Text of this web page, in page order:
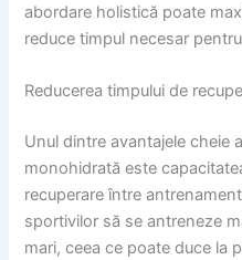
abordare holistică poate
reduce timpul necesar
Reducerea timpului de
Unul dintre avantajele cheie
monohidrată este
recuperare între
sportivilor să se antreneze
mari, ceea ce poate duce la